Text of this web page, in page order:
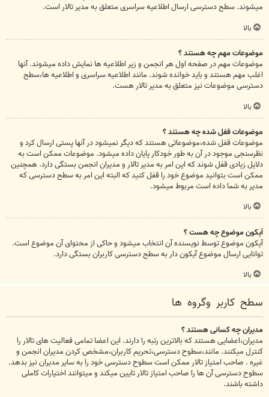
میشوند. سطح دسترسی ارسال اطلاعیه سراسری متعلق به مدیر تالار است.
بالا
موضوعات مهم چه هستند ؟
موضوعات مهم در صفحه اول هر انجمن و زیر اطلاعیه ها نمایش داده میشوند. آنها
اغلب مهم هستند و باید خوانده شوند. مانند اطلاعیه سراسری و اطلاعیه ها،سطح
دسترسی موضوعات نیز متعلق به مدیر تالار هست.
بالا
موضوعات قفل شده چه هستند ؟
موضوعات قفل شده،موضوعاتی هستند که دیگر نمیشود در آنها پستی ارسال کرد و
نظرسنجی موجود در آن به طور خودکار پایان داده میشود. موضوعات ممکن است به
دلایل زیادی قفل شوند که این امر به مدیر تالار و مدیران انجمن بستگی دارد. همچنین
ممکن است بتوانید موضوع خود را قفل کنید که البته این امر به سطح دسترسی که
مدیر به شما داده است مربوط میشود.
بالا
آیکون موضوع چه هست ؟
آیکون موضوع توسط نویسنده آن انتخاب میشود و حاکی از محتوای آن موضوع است.
توانایی ارسال موضوع آیکون دار به سطح دسترسی کاربران بستگی دارد.
بالا
سطح کاربر وگروه ها
مدیران چه کسانی هستند ؟
مدیران،اعضایی هستند که بالاترین رتبه را دارند. این اعضا تمامی فعالیت های تالار را
کنترل میکنند. مانند،سطوح دسترسی،تحریم کاربران،مشخص کردن مدیران انجمن و
غیره . صاحب امتیاز تالار ممکن است سطوح دسترسی خود را به سایر مدیران نیز بدهد.
سطوح دسترسی آن ها را صاحب امتیاز تالار تایین میکند و میتوانند اختیارات کاملی
داشته باشند.